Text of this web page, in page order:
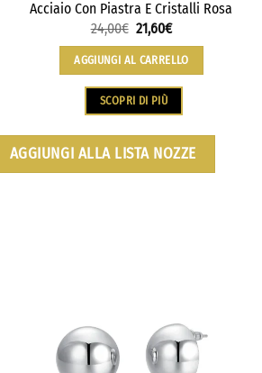
Acciaio Con Piastra E Cristalli Rosa
24,00€ 21,60€
AGGIUNGI AL CARRELLO
SCOPRI DI PIÙ
AGGIUNGI ALLA LISTA NOZZE